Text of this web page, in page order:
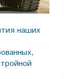
наших